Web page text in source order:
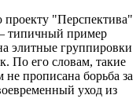
"Перспектива"
типичный пример
элитные группировки
По его словам, такие
прописана борьба за
уход из